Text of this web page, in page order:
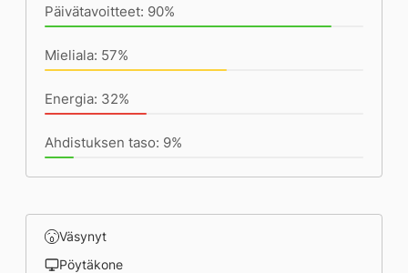
Päivätavoitteet: 90%
Mieliala: 57%
Energia: 32%
Ahdistuksen taso: 9%
Väsynyt
Pöytäkone